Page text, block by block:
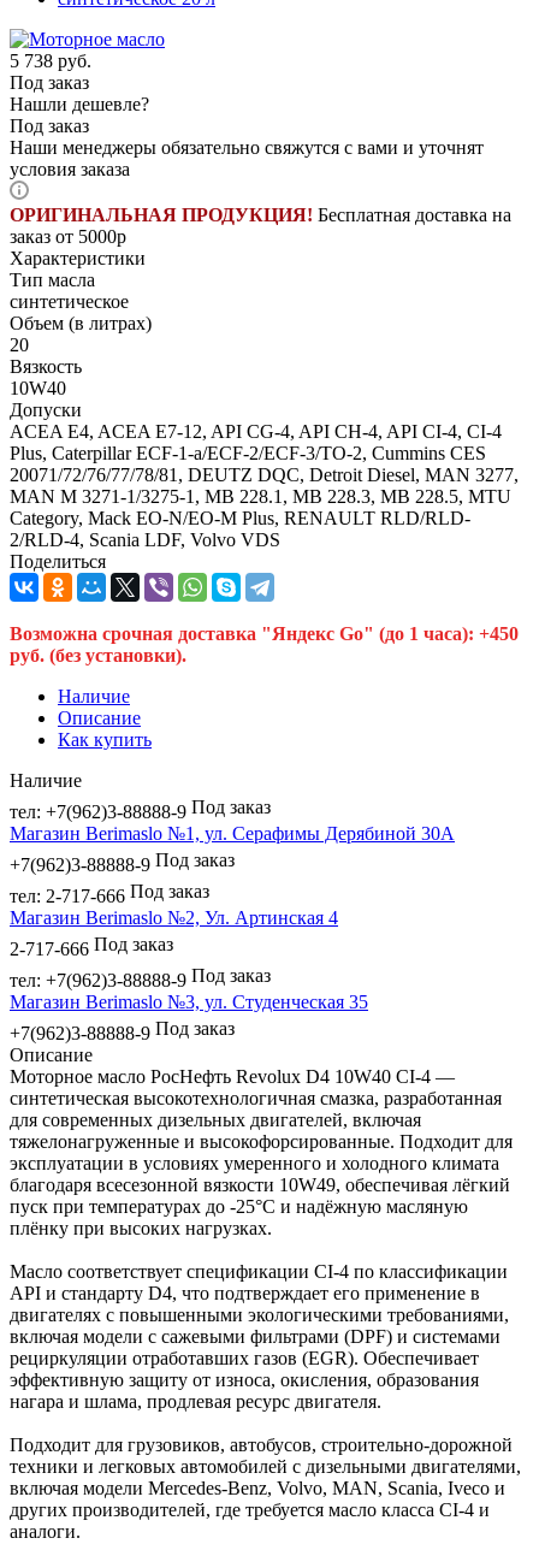
5 738 руб.
Под заказ
Нашли дешевле?
Под заказ
Наши менеджеры обязательно свяжутся с вами и уточнят
условия заказа
ОРИГИНАЛЬНАЯ ПРОДУКЦИЯ! Бесплатная доставка на
заказ от 5000р
Характеристики
Тип масла
синтетическое
Объем (в литрах)
20
Вязкость
10W40
Допуски
ACEA E4, ACEA E7-12, API CG-4, API CH-4, API CI-4, CI-4
Plus, Caterpillar ECF-1-a/ECF-2/ECF-3/TO-2, Cummins CES
20071/72/76/77/78/81, DEUTZ DQC, Detroit Diesel, MAN 3277,
MAN M 3271-1/3275-1, MB 228.1, MB 228.3, MB 228.5, MTU
Category, Mack EO-N/EO-M Plus, RENAULT RLD/RLD-
2/RLD-4, Scania LDF, Volvo VDS
Поделиться
Возможна срочная доставка "Яндекс Go" (до 1 часа): +450
руб. (без установки).
Наличие
Описание
Как купить
Наличие
тел: +7(962)3-88888-9 Под заказ
Магазин Berimaslo №1, ул. Серафимы Дерябиной 30А
+7(962)3-88888-9 Под заказ
тел: 2-717-666 Под заказ
Магазин Berimaslo №2, Ул. Артинская 4
2-717-666 Под заказ
тел: +7(962)3-88888-9 Под заказ
Магазин Berimaslo №3, ул. Студенческая 35
+7(962)3-88888-9 Под заказ
Описание
Моторное масло РосНефть Revolux D4 10W40 CI-4 —
синтетическая высокотехнологичная смазка, разработанная
для современных дизельных двигателей, включая
тяжелонагруженные и высокофорсированные. Подходит для
эксплуатации в условиях умеренного и холодного климата
благодаря всесезонной вязкости 10W49, обеспечивая лёгкий
пуск при температурах до -25°C и надёжную масляную
плёнку при высоких нагрузках.
Масло соответствует спецификации CI-4 по классификации
API и стандарту D4, что подтверждает его применение в
двигателях с повышенными экологическими требованиями,
включая модели с сажевыми фильтрами (DPF) и системами
рециркуляции отработавших газов (EGR). Обеспечивает
эффективную защиту от износа, окисления, образования
нагара и шлама, продлевая ресурс двигателя.
Подходит для грузовиков, автобусов, строительно-дорожной
техники и легковых автомобилей с дизельными двигателями,
включая модели Mercedes-Benz, Volvo, MAN, Scania, Iveco и
других производителей, где требуется масло класса CI-4 и
аналоги.